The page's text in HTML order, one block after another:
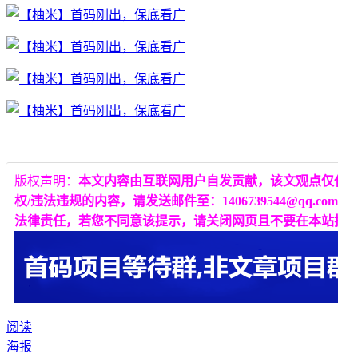
版权声明： 本文内容由互联网用户自发贡献，该文观点
权/违法违规的内容，请发送邮件至：1406739544@qq.com
法律责任，若您不同意该提示，请关闭网页且不要在本
阅读
海报